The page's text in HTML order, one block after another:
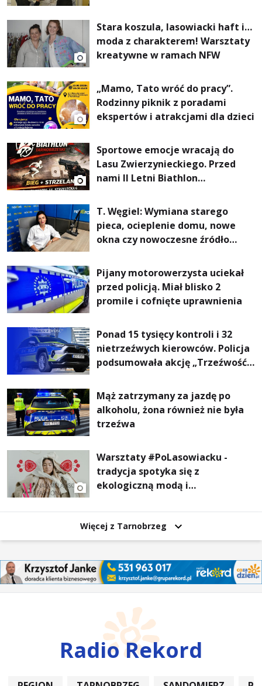
Stara koszula, lasowiacki haft i…
moda z charakterem! Warsztaty
kreatywne w ramach NFW
„Mamo, Tato wróć do pracy”.
Rodzinny piknik z poradami
ekspertów i atrakcjami dla dzieci
Sportowe emocje wracają do
Lasu Zwierzynieckiego. Przed
nami II Letni Biathlon
T. Węgiel: Wymiana starego
pieca, ocieplenie domu, nowe
okna czy nowoczesne źródło
rachunki za energię, lepszy
komfort życia i... czystsze
powietrze
Pijany motorowerzysta uciekał
przed policją. Miał blisko 2
promile i cofnięte uprawnienia
Ponad 15 tysięcy kontroli i 32
nietrzeźwych kierowców. Policja
podsumowała akcję „Trzeźwość”
Mąż zatrzymany za jazdę po
alkoholu, żona również nie była
trzeźwa
Warsztaty #PoLasowiacku -
tradycja spotyka się z
ekologiczną modą i
Więcej z Tarnobrzeg
Radio Rekord